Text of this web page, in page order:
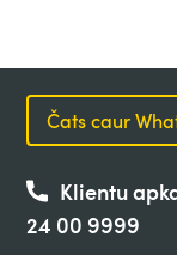
Čats caur
Klientu
24 00 9999